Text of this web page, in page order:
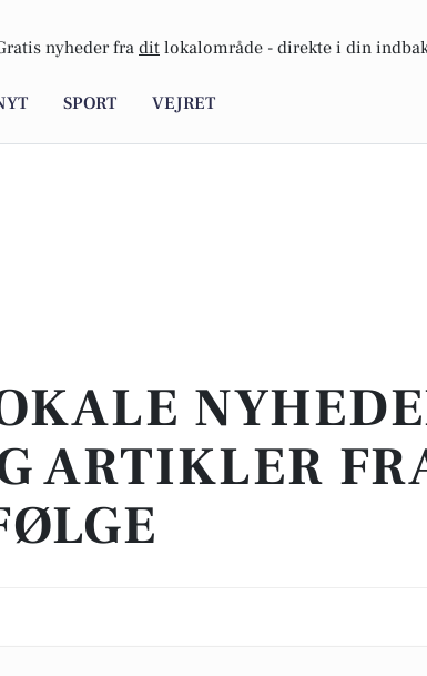
nyheder fra dit lokalområde - direkte i din
SPORT VEJRET
ARTIKLER